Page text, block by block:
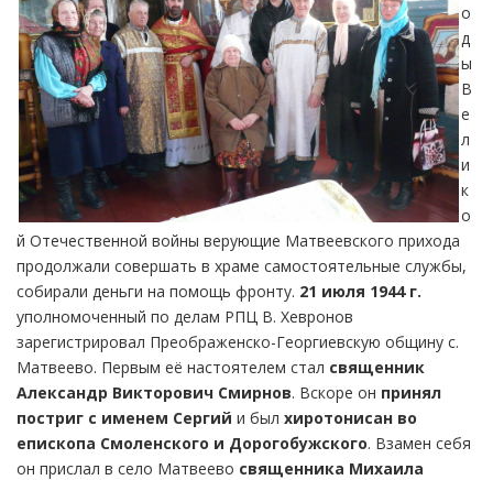
о
д
ы
В
е
л
и
к
о
й Отечественной войны верующие Матвеевского прихода
продолжали совершать в храме самостоятельные службы,
собирали деньги на помощь фронту. 21 июля 1944 г.
уполномоченный по делам РПЦ В. Хевронов
зарегистрировал Преображенско-Георгиевскую общину с.
Матвеево. Первым её настоятелем стал священник
Александр Викторович Смирнов. Вскоре он принял
постриг с именем Сергий и был хиротонисан во
епископа Смоленского и Дорогобужского. Взамен себя
он прислал в село Матвеево священника Михаила